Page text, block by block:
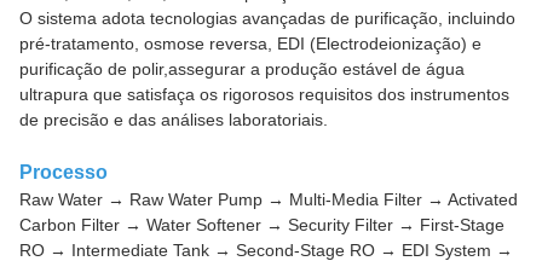
O sistema adota tecnologias avançadas de purificação, incluindo
pré-tratamento, osmose reversa, EDI (Electrodeionização) e
purificação de polir,assegurar a produção estável de água
ultrapura que satisfaça os rigorosos requisitos dos instrumentos
de precisão e das análises laboratoriais.
Processo
Raw Water → Raw Water Pump → Multi-Media Filter → Activated
Carbon Filter → Water Softener → Security Filter → First-Stage
RO → Intermediate Tank → Second-Stage RO → EDI System →